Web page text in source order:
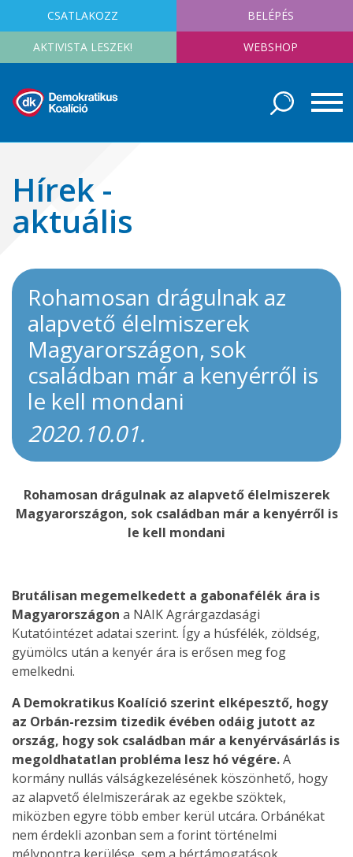
CSATLAKOZZ BELÉPÉS
AKTIVISTA LESZEK! WEBSHOP
Hírek -
aktuális
Rohamosan drágulnak az
alapvető élelmiszerek
Magyarországon, sok
családban már a kenyérről is
le kell mondani
2020.10.01.
Rohamosan drágulnak az alapvető élelmiszerek
Magyarországon, sok családban már a kenyérről is
le kell mondani
Brutálisan megemelkedett a gabonafélék ára is
Magyarországon a NAIK Agrárgazdasági
Kutatóintézet adatai szerint. Így a húsfélék, zöldség,
gyümölcs után a kenyér ára is erősen meg fog
emelkedni.
A Demokratikus Koalíció szerint elképesztő, hogy
az Orbán-rezsim tizedik évében odáig jutott az
ország, hogy sok családban már a kenyérvásárlás is
megoldhatatlan probléma lesz hó végére.A
kormány nullás válságkezelésének köszönhető, hogy
az alapvető élelmiszerárak az egekbe szöktek,
miközben egyre több ember kerül utcára. Orbánékat
nem érdekli azonban sem a forint történelmi